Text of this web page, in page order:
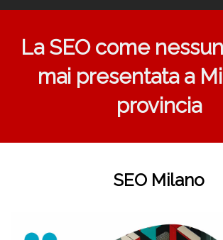
La SEO come
mai presentata a
provincia
SEO Milano